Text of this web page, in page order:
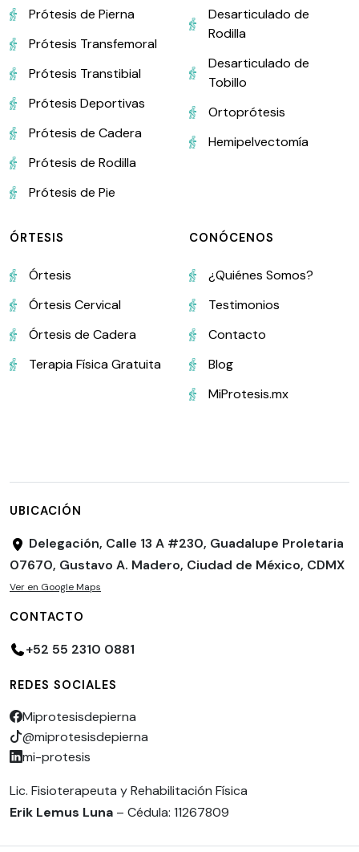
Prótesis de Pierna
Prótesis Transfemoral
Prótesis Transtibial
Prótesis Deportivas
Prótesis de Cadera
Prótesis de Rodilla
Prótesis de Pie
Desarticulado de
Rodilla
Desarticulado de
Tobillo
Ortoprótesis
Hemipelvectomía
ÓRTESIS
Órtesis
Órtesis Cervical
Órtesis de Cadera
Terapia Física Gratuita
CONÓCENOS
¿Quiénes Somos?
Testimonios
Contacto
Blog
MiProtesis.mx
UBICACIÓN
Delegación, Calle 13 A #230, Guadalupe Proletaria
07670, Gustavo A. Madero, Ciudad de México, CDMX
Ver en Google Maps
CONTACTO
+52 55 2310 0881
REDES SOCIALES
Miprotesisdepierna
@miprotesisdepierna
mi-protesis
Lic. Fisioterapeuta y Rehabilitación Física
Erik Lemus Luna – Cédula: 11267809